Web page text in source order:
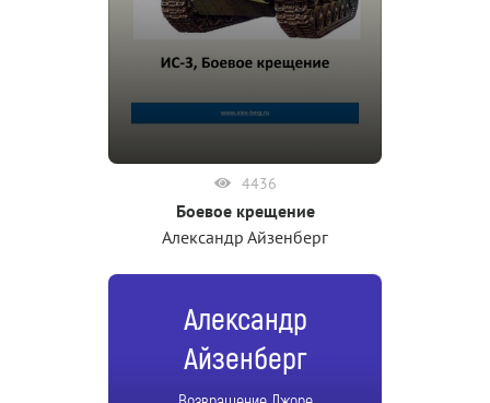
4436
Боевое крещение
Александр Айзенберг
Александр
Айзенберг